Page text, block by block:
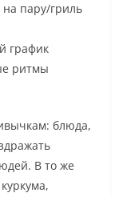
пару/гриль
график
ритмы
блюда,
В то же